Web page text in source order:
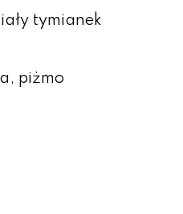
tymianek
piżmo